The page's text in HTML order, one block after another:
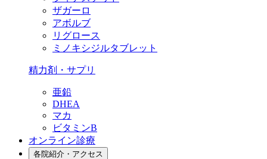
ザガーロ
アボルブ
リグロース
ミノキシジルタブレット
精力剤・サプリ
亜鉛
DHEA
マカ
ビタミンB
オンライン診療
各院紹介・アクセス